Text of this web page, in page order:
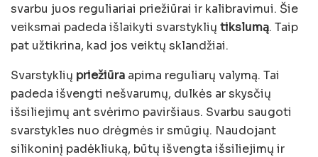
svarbu juos reguliariai priežiūrai ir kalibravimui. Šie
veiksmai padeda išlaikyti svarstyklių tikslumą. Taip
pat užtikrina, kad jos veiktų sklandžiai.
Svarstyklių priežiūra apima reguliarų valymą. Tai
padeda išvengti nešvarumų, dulkės ar skysčių
išsiliejimų ant svėrimo paviršiaus. Svarbu saugoti
svarstykles nuo drėgmės ir smūgių. Naudojant
silikoninį padėkliuką, būtų išvengta išsiliejimų ir